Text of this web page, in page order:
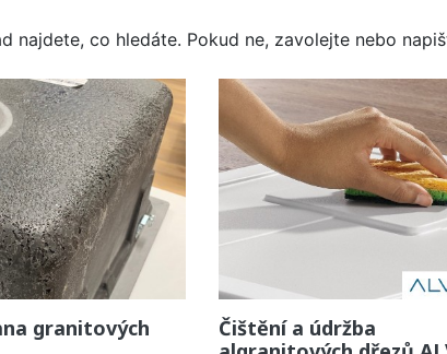
najdete, co hledáte. Pokud ne, zavolejte nebo
granitových
Čištění a údržba